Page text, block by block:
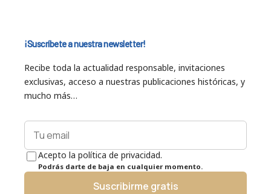
¡Suscríbete a nuestra newsletter!
Recibe toda la actualidad responsable, invitaciones
exclusivas, acceso a nuestras publicaciones históricas, y
mucho más…
Acepto la política de privacidad.
Podrás darte de baja en cualquier momento.
Suscribirme gratis